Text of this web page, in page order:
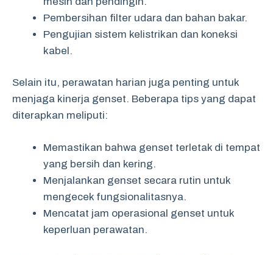
Pembersihan filter udara dan bahan bakar.
Pengujian sistem kelistrikan dan koneksi
kabel.
Selain itu, perawatan harian juga penting untuk
menjaga kinerja genset. Beberapa tips yang dapat
diterapkan meliputi:
Memastikan bahwa genset terletak di tempat
yang bersih dan kering.
Menjalankan genset secara rutin untuk
mengecek fungsionalitasnya.
Mencatat jam operasional genset untuk
keperluan perawatan.